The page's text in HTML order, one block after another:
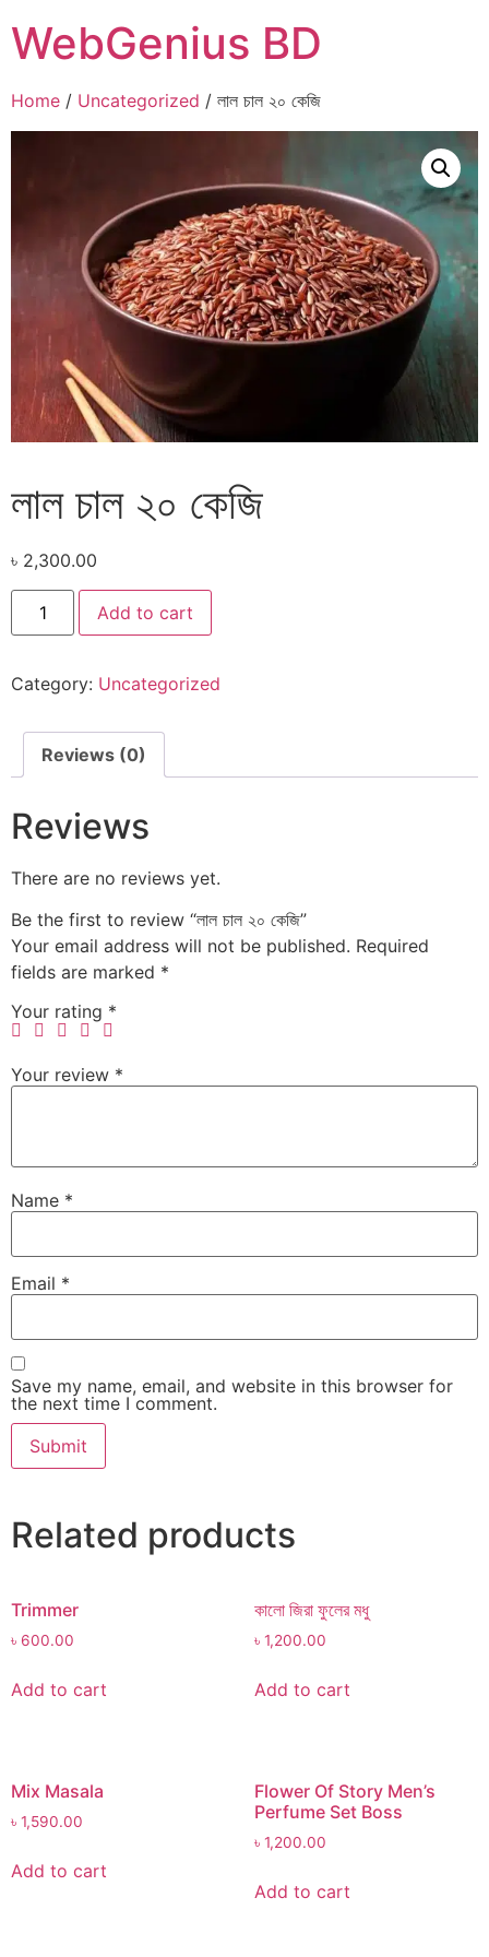
WebGenius BD
Home / Uncategorized / লাল চাল ২০ কেজি
লাল চাল ২০ কেজি
৳ 2,300.00
Add to cart
Category: Uncategorized
Reviews (0)
Reviews
There are no reviews yet.
Be the first to review “লাল চাল ২০ কেজি”
Your email address will not be published. Required
fields are marked *
Your rating *
Your review *
Name *
Email *
Save my name, email, and website in this browser for
the next time I comment.
Related products
Trimmer
৳ 600.00
Add to cart
কালো জিরা ফুলের মধু
৳ 1,200.00
Add to cart
Mix Masala
৳ 1,590.00
Add to cart
Flower Of Story Men’s
Perfume Set Boss
৳ 1,200.00
Add to cart